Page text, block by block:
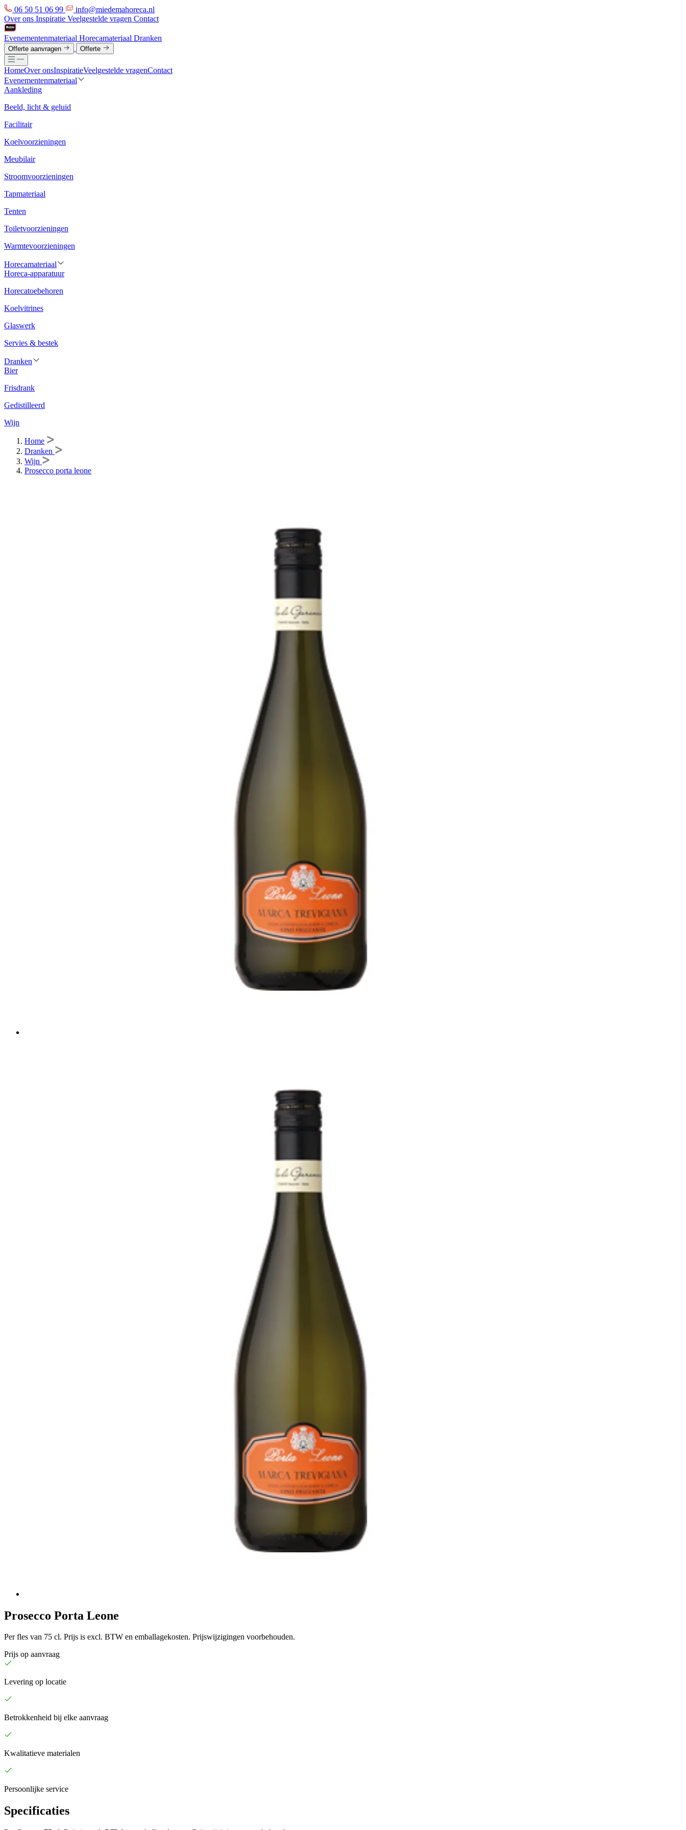
06 50 51 06 99
info@miedemahoreca.nl
Over ons Inspiratie Veelgestelde vragen Contact
Evenementenmateriaal Horecamateriaal Dranken
Offerte aanvragen Offerte
HomeOver onsInspiratieVeelgestelde vragenContact
Evenementenmateriaal
Aankleding
Beeld, licht & geluid
Facilitair
Koelvoorzieningen
Meubilair
Stroomvoorzieningen
Tapmateriaal
Tenten
Toiletvoorzieningen
Warmtevoorzieningen
Horecamateriaal
Horeca-apparatuur
Horecatoebehoren
Koelvitrines
Glaswerk
Servies & bestek
Dranken
Bier
Frisdrank
Gedistilleerd
Wijn
Home
Dranken
Wijn
Prosecco porta leone
Prosecco Porta Leone
Per fles van 75 cl. Prijs is excl. BTW en emballagekosten. Prijswijzigingen voorbehouden.
Prijs op aanvraag
Levering op locatie
Betrokkenheid bij elke aanvraag
Kwalitatieve materialen
Persoonlijke service
Specificaties